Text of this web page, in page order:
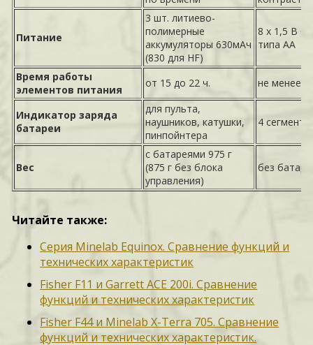
Питание
3 шт. литиево-
полимерные
аккумуляторы 630мАч
(830 для HF)
8 х 1,5 В
типа АА
Время работы
элементов питания
от 15 до 22 ч. не менее
Индикатор заряда
батареи
для пульта,
наушников, катушки,
пинпойнтера
4 сегмента
Вес
с батареями 975 г
(875 г без блока
управления)
без
Читайте также:
Серия Minelab Equinox. Сравнение функций и
технических характеристик
Fisher F11 и Garrett ACE 200i. Сравнение
функций и технических характеристик
Fisher F44 и Minelab X-Terra 705. Сравнение
функций и технических характеристик.